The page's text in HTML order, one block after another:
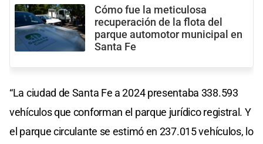
Cómo fue la meticulosa
recuperación de la flota del
parque automotor municipal en
Santa Fe
“La ciudad de Santa Fe a 2024 presentaba 338.593
vehículos que conforman el parque jurídico registral. Y
el parque circulante se estimó en 237.015 vehículos, lo